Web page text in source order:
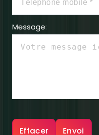
Message: